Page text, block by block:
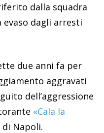
dalla squadra
evaso dagli arresti
due anni fa per
aggravati
dell’aggressione
«Cala la
Napoli.